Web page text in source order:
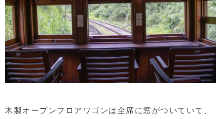
木製オープンフロアワゴンは全席に窓がついていて、